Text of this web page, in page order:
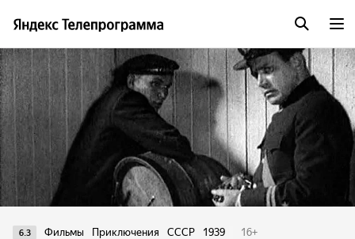
6.3 Фильмы Приключения СССР 1939 16+